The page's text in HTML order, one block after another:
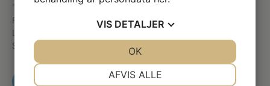
Torsdag
08:00 – 14:45
Fredag
Efter aftale
Lørdag
Søndag
VIS DETALJER
AFVIS ALLE
OK